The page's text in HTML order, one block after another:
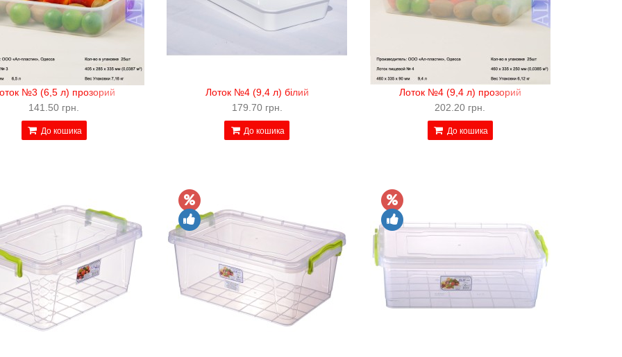
№3 (6,5 л) прозорий
141.50 грн.
До кошика
Лоток №4 (9,4 л) білий
179.70 грн.
До кошика
Лоток №4 (9,4 л) прозорий
202.20 грн.
До кошика